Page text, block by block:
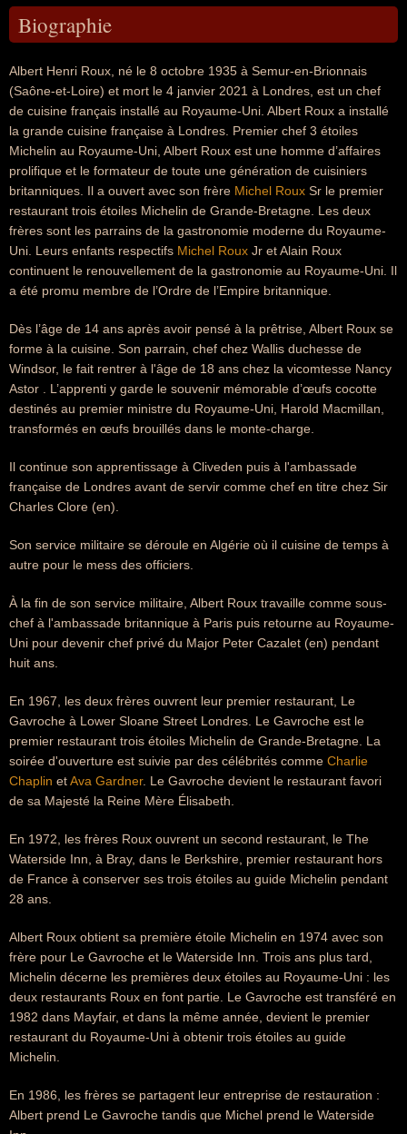
Biographie
Albert Henri Roux, né le 8 octobre 1935 à Semur-en-Brionnais
(Saône-et-Loire) et mort le 4 janvier 2021 à Londres, est un chef
de cuisine français installé au Royaume-Uni. Albert Roux a installé
la grande cuisine française à Londres. Premier chef 3 étoiles
Michelin au Royaume-Uni, Albert Roux est une homme d’affaires
prolifique et le formateur de toute une génération de cuisiniers
britanniques. Il a ouvert avec son frère Michel Roux Sr le premier
restaurant trois étoiles Michelin de Grande-Bretagne. Les deux
frères sont les parrains de la gastronomie moderne du Royaume-
Uni. Leurs enfants respectifs Michel Roux Jr et Alain Roux
continuent le renouvellement de la gastronomie au Royaume-Uni. Il
a été promu membre de l’Ordre de l’Empire britannique.
Dès l’âge de 14 ans après avoir pensé à la prêtrise, Albert Roux se
forme à la cuisine. Son parrain, chef chez Wallis duchesse de
Windsor, le fait rentrer à l'âge de 18 ans chez la vicomtesse Nancy
Astor . L’apprenti y garde le souvenir mémorable d’œufs cocotte
destinés au premier ministre du Royaume-Uni, Harold Macmillan,
transformés en œufs brouillés dans le monte-charge.
Il continue son apprentissage à Cliveden puis à l'ambassade
française de Londres avant de servir comme chef en titre chez Sir
Charles Clore (en).
Son service militaire se déroule en Algérie où il cuisine de temps à
autre pour le mess des officiers.
À la fin de son service militaire, Albert Roux travaille comme sous-
chef à l'ambassade britannique à Paris puis retourne au Royaume-
Uni pour devenir chef privé du Major Peter Cazalet (en) pendant
huit ans.
En 1967, les deux frères ouvrent leur premier restaurant, Le
Gavroche à Lower Sloane Street Londres. Le Gavroche est le
premier restaurant trois étoiles Michelin de Grande-Bretagne. La
soirée d'ouverture est suivie par des célébrités comme Charlie
Chaplin etAva Gardner. Le Gavroche devient le restaurant favori
de sa Majesté la Reine Mère Élisabeth.
En 1972, les frères Roux ouvrent un second restaurant, le The
Waterside Inn, à Bray, dans le Berkshire, premier restaurant hors
de France à conserver ses trois étoiles au guide Michelin pendant
28 ans.
Albert Roux obtient sa première étoile Michelin en 1974 avec son
frère pour Le Gavroche et le Waterside Inn. Trois ans plus tard,
Michelin décerne les premières deux étoiles au Royaume-Uni : les
deux restaurants Roux en font partie. Le Gavroche est transféré en
1982 dans Mayfair, et dans la même année, devient le premier
restaurant du Royaume-Uni à obtenir trois étoiles au guide
Michelin.
En 1986, les frères se partagent leur entreprise de restauration :
Albert prend Le Gavroche tandis que Michel prend le Waterside